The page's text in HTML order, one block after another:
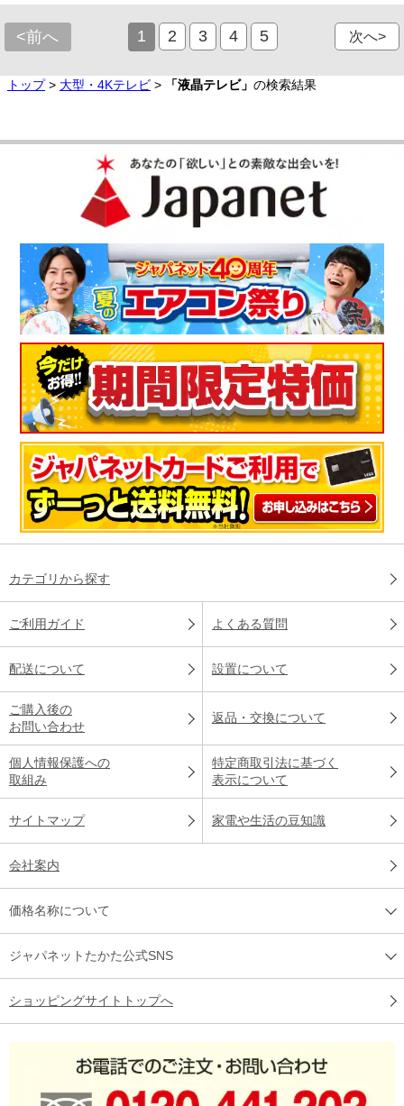
<前へ 1 2 3 4 5 次へ>
トップ> 大型・4Kテレビ > 「液晶テレビ」 の検索結果
カテゴリから探す
ご利用ガイド よくある質問
配送について 設置について
ご購入後の
お問い合わせ
返品・交換について
個人情報保護への
取組み
特定商取引法に基づく
表示について
サイトマップ 家電や生活の豆知識
会社案内
価格名称について
ジャパネットたかた公式SNS
ショッピングサイトトップへ